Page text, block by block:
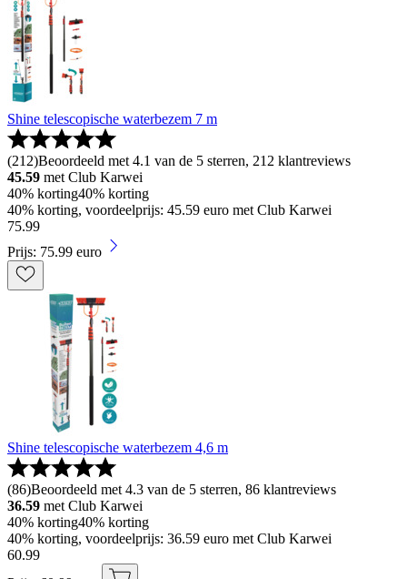
Shine telescopische waterbezem 7 m
(212)Beoordeeld met 4.1 van de 5 sterren, 212 klantreviews
45.59 met Club Karwei
40% korting40% korting
40% korting, voordeelprijs: 45.59 euro met Club Karwei
75.99
Prijs: 75.99 euro
Shine telescopische waterbezem 4,6 m
(86)Beoordeeld met 4.3 van de 5 sterren, 86 klantreviews
36.59 met Club Karwei
40% korting40% korting
40% korting, voordeelprijs: 36.59 euro met Club Karwei
60.99